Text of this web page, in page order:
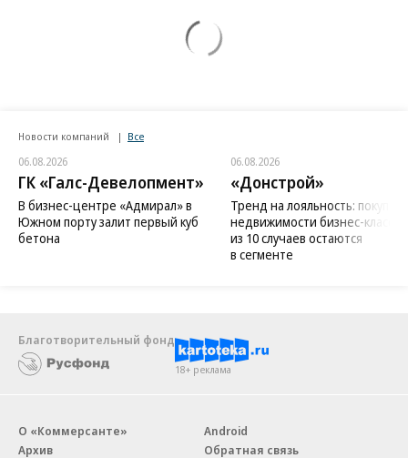
Новости компаний Все
06.08.2026
ГК «Галс-Девелопмент»
В бизнес-центре «Адмирал» в
Южном порту залит первый куб
бетона
06.08.2026
«Донстрой»
Тренд на лояльность:
недвижимости бизнес-класса
из 10 случаев остаются
в сегменте
Благотворительный фонд
18+ реклама
О «Коммерсанте»
Архив
Android
Обратная связь